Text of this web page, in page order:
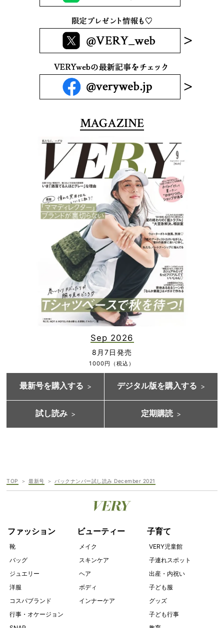
MAGAZINE
Sep 2026
8月7日発売
1000円（税込）
最新号を購入する デジタル版を購入する
試し読み 定期購読
TOP 最新号 バックナンバー試し読み December 2021
ファッション
靴
バッグ
ジュエリー
洋服
コスパブランド
行事・オケージョン
ビューティー
メイク
スキンケア
ヘア
ボディ
インナーケア
子育て
VERY児童館
子連れスポット
出産・内祝い
子ども服
グッズ
子ども行事